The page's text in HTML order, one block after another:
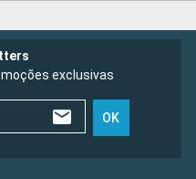
exclusivas
OK